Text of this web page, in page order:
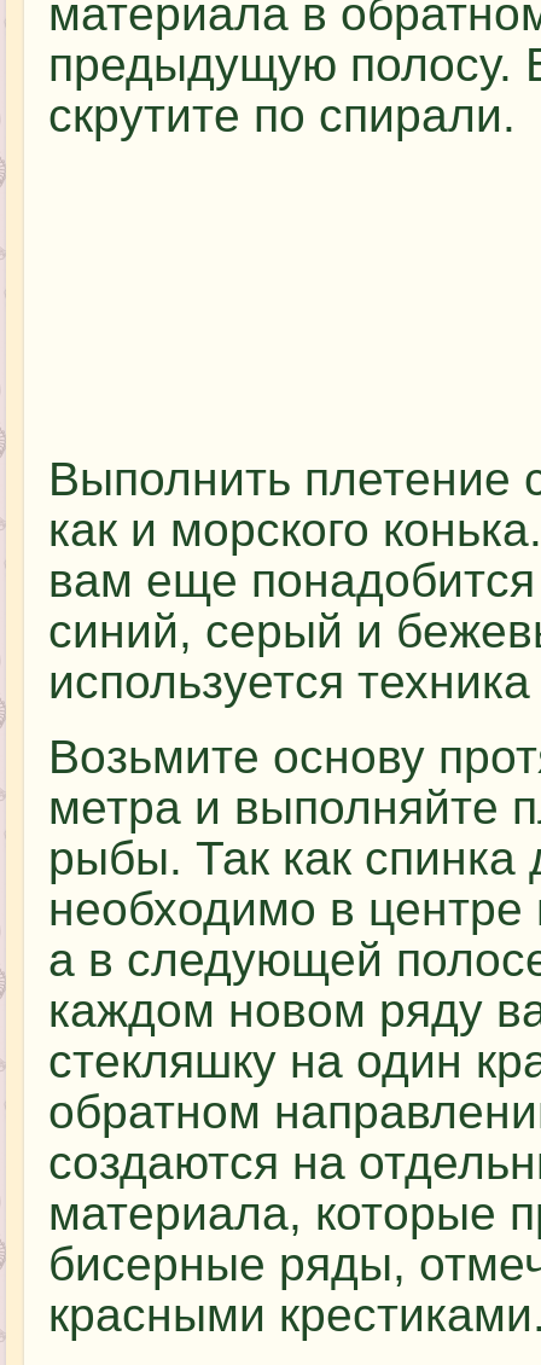
материала в
предыдущую полосу.
скрутите по спирали.
Выполнить плетение
как и морского
вам еще
синий, серый и
используется
Возьмите основу
метра и выполняйте
рыбы. Так как
необходимо в центре
а в следующей
каждом новом ряду
стекляшку на один
обратном
создаются на
материала, которые
бисерные ряды,
красными